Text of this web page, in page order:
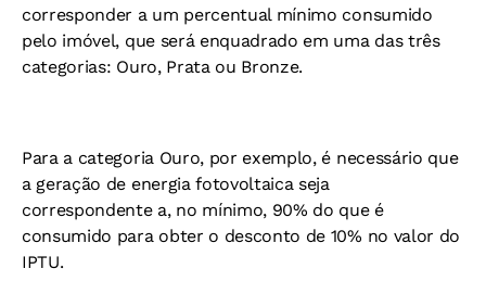
corresponder a um percentual mínimo consumido
pelo imóvel, que será enquadrado em uma das três
categorias: Ouro, Prata ou Bronze.
Para a categoria Ouro, por exemplo, é necessário que
a geração de energia fotovoltaica seja
correspondente a, no mínimo, 90% do que é
consumido para obter o desconto de 10% no valor do
IPTU.